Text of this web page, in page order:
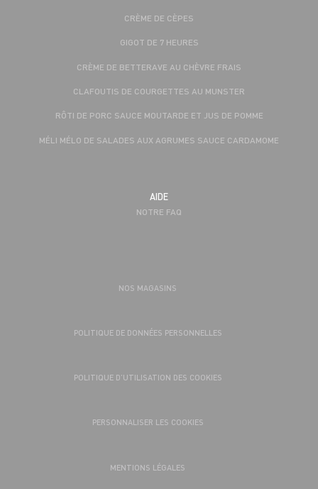
CRÈME DE CÈPES
GIGOT DE 7 HEURES
CRÈME DE BETTERAVE AU CHÈVRE FRAIS
CLAFOUTIS DE COURGETTES AU MUNSTER
RÔTI DE PORC SAUCE MOUTARDE ET JUS DE POMME
MÉLI MÉLO DE SALADES AUX AGRUMES SAUCE CARDAMOME
AIDE
NOTRE FAQ
NOS MAGASINS
POLITIQUE DE DONNÉES PERSONNELLES
POLITIQUE D’UTILISATION DES COOKIES
PERSONNALISER LES COOKIES
MENTIONS LÉGALES